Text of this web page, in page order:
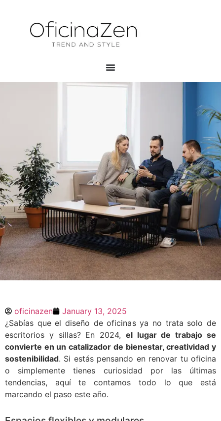
de oficinas para 2024:
Espacios que inspiran
bienestar y
productividad
¿Sabías que el diseño de oficinas ya no
trata solo de escritorios y sillas? En 2024,
el lugar de trabajo se convierte en un
catalizador de bienestar, creatividad y
oficinazen
January 13, 2025
¿Sabías que el diseño de oficinas ya no trata solo de
escritorios y sillas? En 2024, el lugar de trabajo se
convierte en un catalizador de bienestar, creatividad y
sostenibilidad. Si estás pensando en renovar tu oficina
o simplemente tienes curiosidad por las últimas
tendencias, aquí te contamos todo lo que está
marcando el paso este año.